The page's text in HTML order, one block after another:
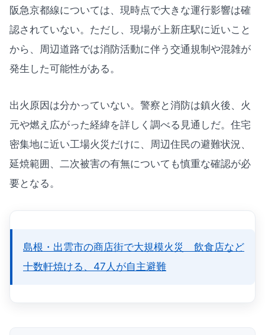
阪急京都線については、現時点で大きな運行影響は確
認されていない。ただし、現場が上新庄駅に近いこと
から、周辺道路では消防活動に伴う交通規制や混雑が
発生した可能性がある。
出火原因は分かっていない。警察と消防は鎮火後、火
元や燃え広がった経緯を詳しく調べる見通しだ。住宅
密集地に近い工場火災だけに、周辺住民の避難状況、
延焼範囲、二次被害の有無についても慎重な確認が必
要となる。
島根・出雲市の商店街で大規模火災 飲食店など
十数軒焼ける、47人が自主避難